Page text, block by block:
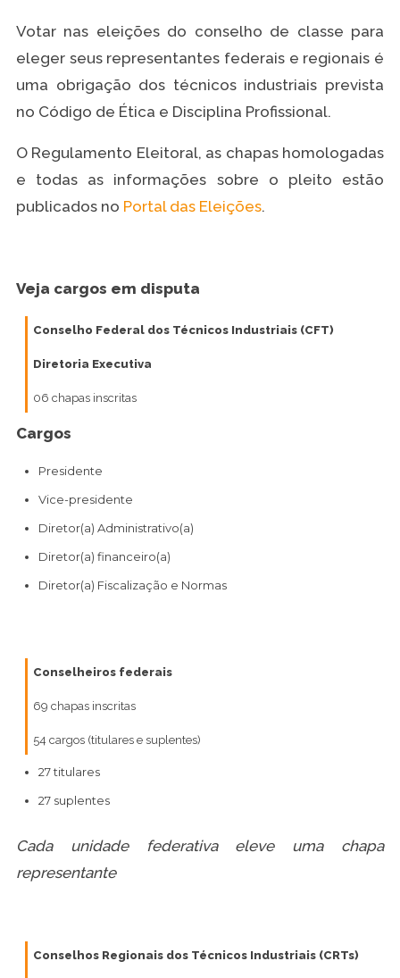
Votar nas eleições do conselho de classe para
eleger seus representantes federais e regionais é
uma obrigação dos técnicos industriais prevista
no Código de Ética e Disciplina Profissional.
O Regulamento Eleitoral, as chapas homologadas
e todas as informações sobre o pleito estão
publicados no Portal das Eleições.
Veja cargos em disputa
Conselho Federal dos Técnicos Industriais (CFT)
Diretoria Executiva
06 chapas inscritas
Cargos
Presidente
Vice-presidente
Diretor(a) Administrativo(a)
Diretor(a) financeiro(a)
Diretor(a) Fiscalização e Normas
Conselheiros federais
69 chapas inscritas
54 cargos (titulares e suplentes)
27 titulares
27 suplentes
Cada unidade federativa eleve uma chapa
representante
Conselhos Regionais dos Técnicos Industriais (CRTs)